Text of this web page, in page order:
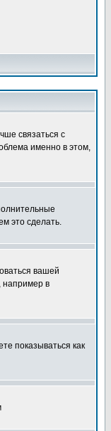
связаться с
именно в этом,
это сделать.
вашей
например в
показываться как